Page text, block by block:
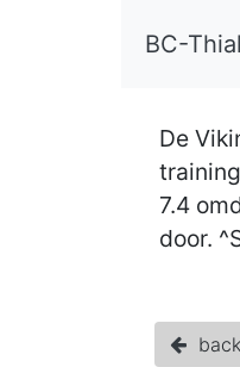
BC-
De
7.4
door.